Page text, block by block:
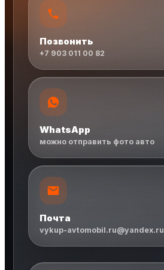
Позвонить
+7 903 011 00 82
WhatsApp
можно отправить фото авто
Почта
vykup-avtomobil.ru@yandex.ru